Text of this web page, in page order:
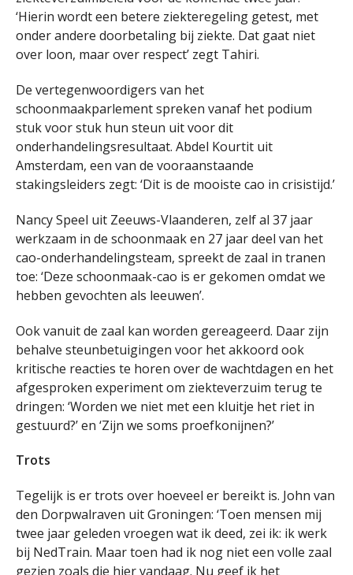
‘Hierin wordt een betere ziekteregeling getest, met
onder andere doorbetaling bij ziekte. Dat gaat niet
over loon, maar over respect’ zegt Tahiri.
De vertegenwoordigers van het
schoonmaakparlement spreken vanaf het podium
stuk voor stuk hun steun uit voor dit
onderhandelingsresultaat. Abdel Kourtit uit
Amsterdam, een van de vooraanstaande
stakingsleiders zegt: ‘Dit is de mooiste cao in crisistijd.’
Nancy Speel uit Zeeuws-Vlaanderen, zelf al 37 jaar
werkzaam in de schoonmaak en 27 jaar deel van het
cao-onderhandelingsteam, spreekt de zaal in tranen
toe: ‘Deze schoonmaak-cao is er gekomen omdat we
hebben gevochten als leeuwen’.
Ook vanuit de zaal kan worden gereageerd. Daar zijn
behalve steunbetuigingen voor het akkoord ook
kritische reacties te horen over de wachtdagen en het
afgesproken experiment om ziekteverzuim terug te
dringen: ‘Worden we niet met een kluitje het riet in
gestuurd?’ en ‘Zijn we soms proefkonijnen?’
Trots
Tegelijk is er trots over hoeveel er bereikt is. John van
den Dorpwalraven uit Groningen: ‘Toen mensen mij
twee jaar geleden vroegen wat ik deed, zei ik: ik werk
bij NedTrain. Maar toen had ik nog niet een volle zaal
gezien zoals die hier vandaag. Nu geef ik het